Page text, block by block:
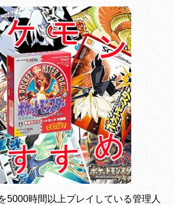
5000時間以上プレイしている管理人